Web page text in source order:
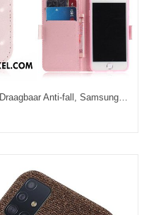
Samsung Galaxy A51 Hoesje Roze Draagbaar Anti-fall, Samsung Galaxy A51 Hoesje All Inclusive Glimmende